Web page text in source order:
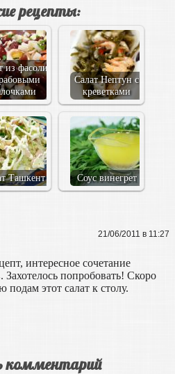
рецепты:
из фасоли
Салат Нептун с
креветками
Ташкент Соус винегрет
21/06/2011 в 11:27
интересное сочетание
Захотелось попробовать! Скоро
этот салат к столу.
комментарий